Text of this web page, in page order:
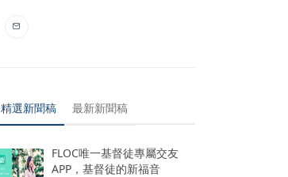
精選新聞稿 最新新聞稿
FLOC唯一基督徒專屬交友
APP，基督徒的新福音